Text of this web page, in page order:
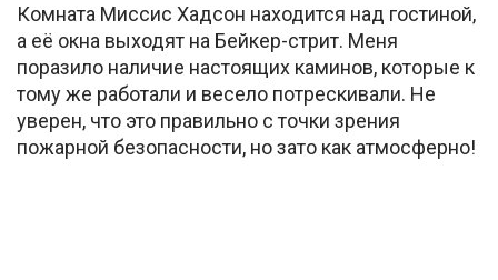
Комната Миссис Хадсон находится над гостиной,
а её окна выходят на Бейкер-стрит. Меня
поразило наличие настоящих каминов, которые к
тому же работали и весело потрескивали. Не
уверен, что это правильно с точки зрения
пожарной безопасности, но зато как атмосферно!